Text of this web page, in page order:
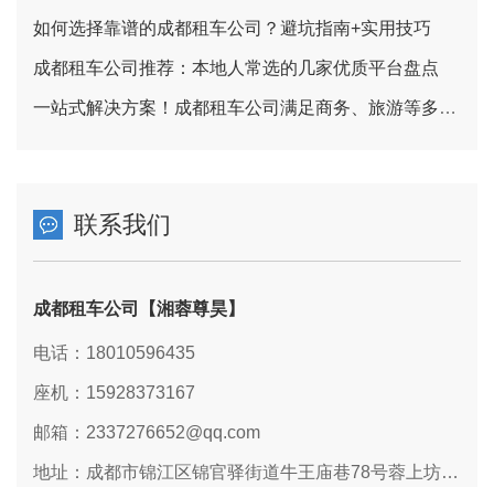
如何选择靠谱的成都租车公司？避坑指南+实用技巧
成都租车公司推荐：本地人常选的几家优质平台盘点
一站式解决方案！成都租车公司满足商务、旅游等多元租车需求
联系我们
成都租车公司【湘蓉尊昊】
电话：18010596435
座机：15928373167
邮箱：2337276652@qq.com
地址：成都市锦江区锦官驿街道牛王庙巷78号蓉上坊二期